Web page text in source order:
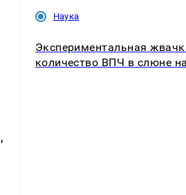
Наука
Экспериментальная
количество ВПЧ в слюне